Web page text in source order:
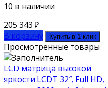
10 в наличии
205 343 ₽
В корзину
Купить в 1 клик
Просмотренные товары
LCD матрица высокой
яркости LCDT 32″, Full HD,